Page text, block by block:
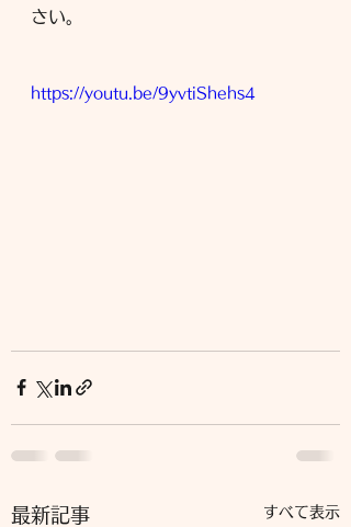
さい。
https://youtu.be/9yvtiShehs4
最新記事 すべて表示